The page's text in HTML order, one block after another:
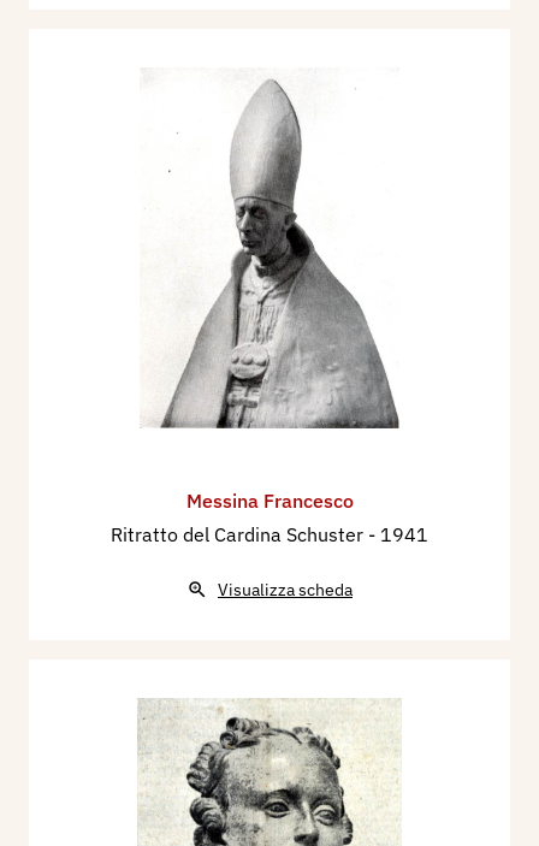
Messina Francesco
Ritratto del Cardina Schuster - 1941
Visualizza scheda